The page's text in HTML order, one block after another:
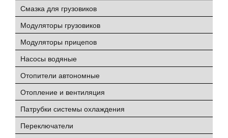
Смазка для грузовиков
Модуляторы грузовиков
Модуляторы прицепов
Насосы водяные
Отопители автономные
Отопление и вентиляция
Патрубки системы охлаждения
Переключатели